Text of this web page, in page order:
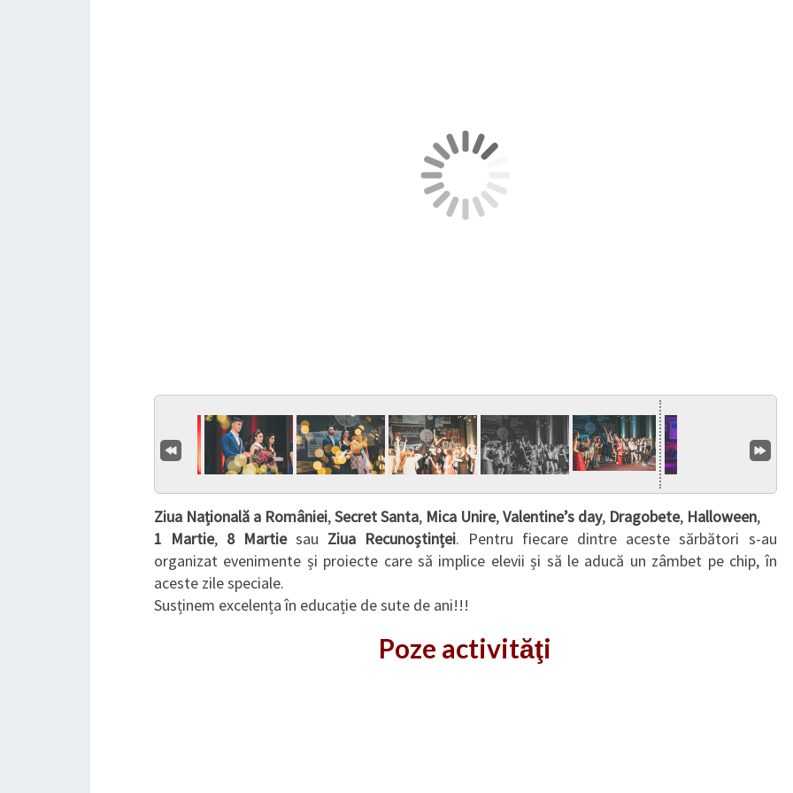
Ziua Națională a României,Secret Santa, Mica Unire,Valentine’s day, Dragobete, Halloween,
1 Martie, 8 Martiesau Ziua Recunoștinței. Pentru fiecare dintre aceste sărbători s-au
organizat evenimente și proiecte care să implice elevii și să le aducă un zâmbet pe chip, în
aceste zile speciale.
Susținem excelența în educație de sute de ani!!!
Poze activităţi